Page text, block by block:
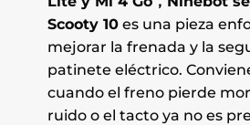
Scooty 10es una pieza
mejorar la frenada y la
patinete eléctrico.
cuando el freno pierde
ruido o el tacto ya no es